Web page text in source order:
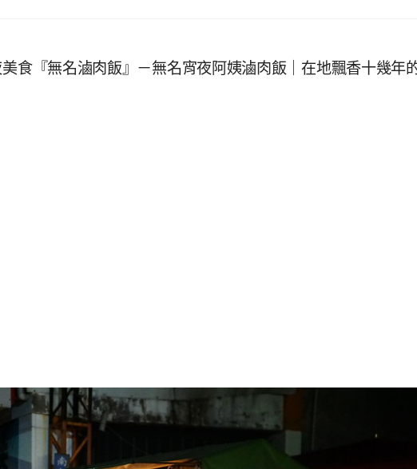
美食『無名滷肉飯』－無名宵夜阿姨滷肉飯｜在地飄香十幾年